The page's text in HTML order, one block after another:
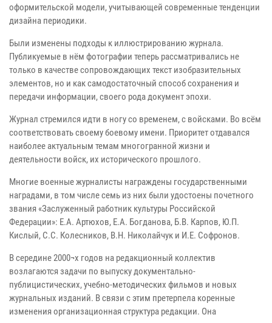
оформительской модели, учитывающей современные тенденции
дизайна периодики.
Были изменены подходы к иллюстрированию журнала.
Публикуемые в нём фотографии теперь рассматривались не
только в качестве сопровождающих текст изобразительных
элементов, но и как самодостаточный способ сохранения и
передачи информации, своего рода документ эпохи.
Журнал стремился идти в ногу со временем, с войсками. Во всём
соответствовать своему боевому имени. Приоритет отдавался
наиболее актуальным темам многогранной жизни и
деятельности войск, их исторического прошлого.
Многие военные журналисты награждены государственными
наградами, в том числе семь из них были удостоены почетного
звания «Заслуженный работник культуры Российской
Федерации»: Е.А. Артюхов, Е.А. Богданова, Б.В. Карпов, Ю.П.
Кислый, С.С. Колесников, В.Н. Николайчук и И.Е. Софронов.
В середине 2000¬х годов на редакционный коллектив
возлагаются задачи по выпуску документально-
публицистических, учебно-методических фильмов и новых
журнальных изданий. В связи с этим претерпела коренные
изменения организационная структура редакции. Она